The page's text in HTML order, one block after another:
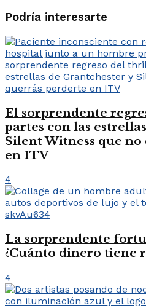
Podría interesarte
El sorprendente
partes con las
Silent Witness que
en ITV
4
La sorprendente
¿Cuánto dinero tiene
4